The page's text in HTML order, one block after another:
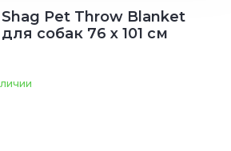
Shag Pet Throw Blanket
собак 76 x 101 см